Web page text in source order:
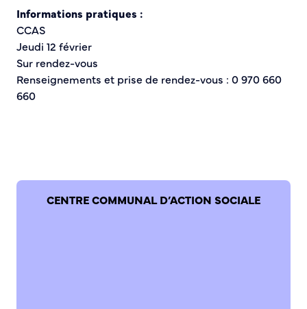
Informations pratiques :
CCAS
Jeudi 12 février
Sur rendez-vous
Renseignements et prise de rendez-vous : 0 970 660
660
CENTRE COMMUNAL D’ACTION SOCIALE
Plan de Ville
Numéros d’urgence
Location de salles
Annuaire des services publics
DÉCOUVRIR SORTIR
Patrimoine historique
Temps forts